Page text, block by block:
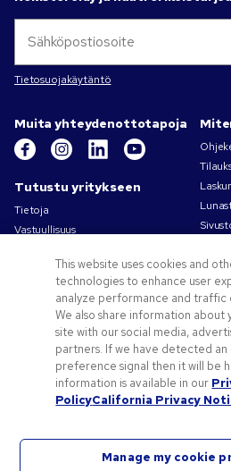
Tietosuojakäytäntö
Muita yhteydenottotapoja
Tutustu yritykseen
Tietoja
Vastuullisuus
Käyttöehdot
Myyntiehdot
Työpaikat – Pens.com
Tarjouksia ja tietoa
Liikelahjat
Kampanjakoodit ja kupongit
Vinkkejä painatuksen suunnitteluun
This website uses cookies and
technologies to enhance user
analyze performance and traffic
We also share information about
site with our social media,
partners. If we have detected
preference signal then it will be
information is available in our
PolicyCalifornia Privacy
Manage my cookie